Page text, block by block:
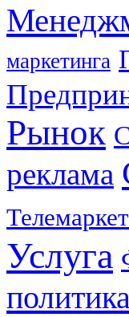
маркетинга
Рынок
реклама
Услуга